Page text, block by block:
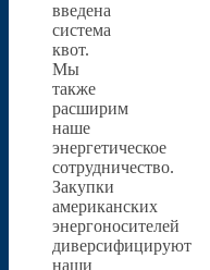
введена
система
квот.
Мы
также
расширим
наше
энергетическое
сотрудничество.
Закупки
американских
энергоносителей
диверсифицируют
наши